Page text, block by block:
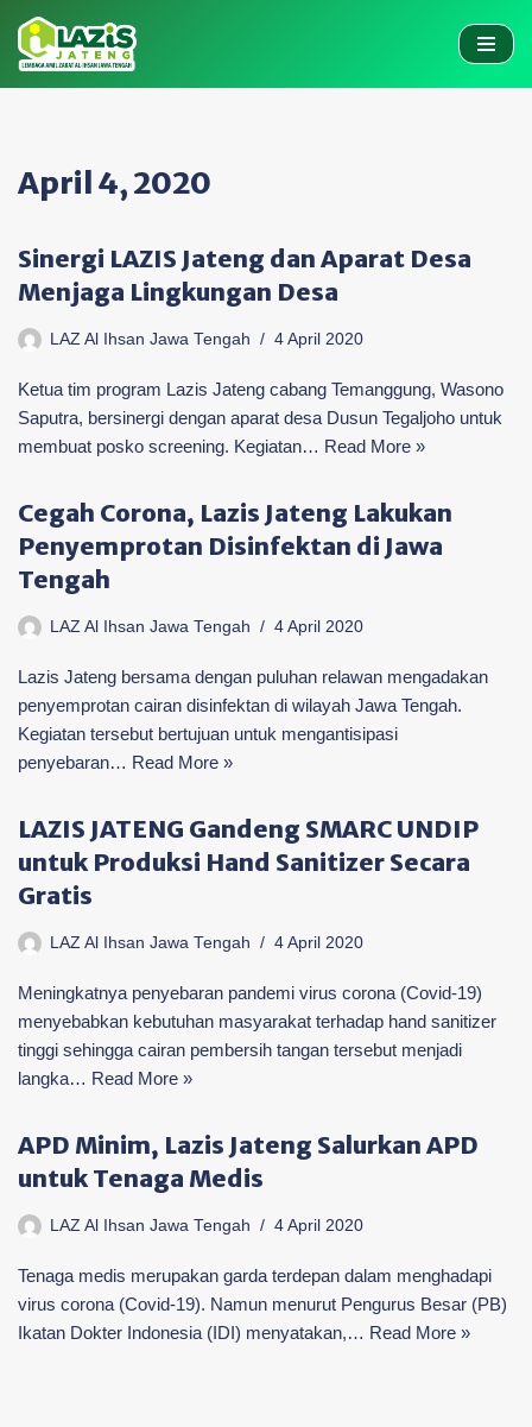
Skip
to
April 4, 2020
Sinergi LAZIS Jateng dan Aparat Desa
Menjaga Lingkungan Desa
LAZ Al Ihsan Jawa Tengah 4 April 2020
Ketua tim program Lazis Jateng cabang Temanggung, Wasono
Saputra, bersinergi dengan aparat desa Dusun Tegaljoho untuk
membuat posko screening. Kegiatan… Read More »
Cegah Corona, Lazis Jateng Lakukan
Penyemprotan Disinfektan di Jawa
Tengah
LAZ Al Ihsan Jawa Tengah 4 April 2020
Lazis Jateng bersama dengan puluhan relawan mengadakan
penyemprotan cairan disinfektan di wilayah Jawa Tengah.
Kegiatan tersebut bertujuan untuk mengantisipasi
penyebaran… Read More »
LAZIS JATENG Gandeng SMARC UNDIP
untuk Produksi Hand Sanitizer Secara
Gratis
LAZ Al Ihsan Jawa Tengah 4 April 2020
Meningkatnya penyebaran pandemi virus corona (Covid-19)
menyebabkan kebutuhan masyarakat terhadap hand sanitizer
tinggi sehingga cairan pembersih tangan tersebut menjadi
langka… Read More »
APD Minim, Lazis Jateng Salurkan APD
untuk Tenaga Medis
LAZ Al Ihsan Jawa Tengah 4 April 2020
Tenaga medis merupakan garda terdepan dalam menghadapi
virus corona (Covid-19). Namun menurut Pengurus Besar (PB)
Ikatan Dokter Indonesia (IDI) menyatakan,… Read More »